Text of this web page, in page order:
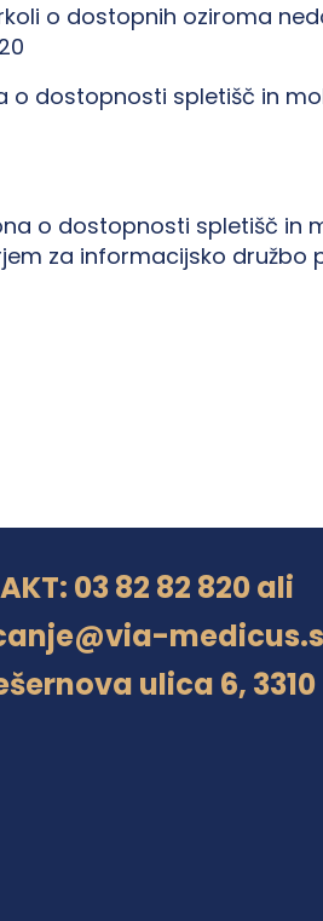
o dostopnih oziroma
o dostopnosti spletišč in
o dostopnosti spletišč in
za informacijsko družbo
: 03 82 82 820 ali
ulica 6, 3310